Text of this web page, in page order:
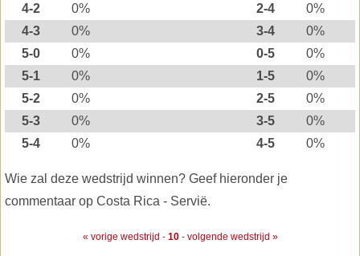
4-2
0% 2-4
0%
4-3
0% 3-4
0%
5-0
0% 0-5
0%
5-1
0% 1-5
0%
5-2
0% 2-5
0%
5-3
0% 3-5
0%
5-4
0% 4-5 0%
Wie zal deze wedstrijd winnen? Geef hieronder je
commentaar op Costa Rica - Servië.
« vorige wedstrijd - 10- volgende wedstrijd »